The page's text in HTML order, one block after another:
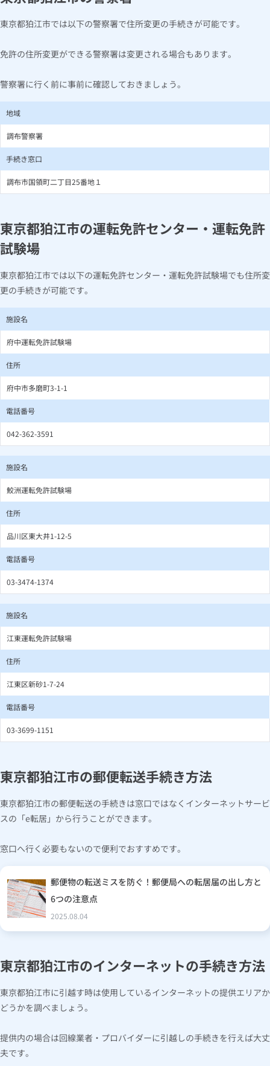
東京都狛江市では以下の警察署で住所変更の手続きが可能です。
免許の住所変更ができる警察署は変更される場合もあります。
警察署に行く前に事前に確認しておきましょう。
地域
調布警察署
手続き窓口
調布市国領町二丁目25番地１
東京都狛江市の運転免許センター・運転免許
試験場
東京都狛江市では以下の運転免許センター・運転免許試験場でも住所変
更の手続きが可能です。
施設名
府中運転免許試験場
住所
府中市多磨町3-1-1
電話番号
042-362-3591
施設名
鮫洲運転免許試験場
住所
品川区東大井1-12-5
電話番号
03-3474-1374
施設名
江東運転免許試験場
住所
江東区新砂1-7-24
電話番号
03-3699-1151
東京都狛江市の郵便転送手続き方法
東京都狛江市の郵便転送の手続きは窓口ではなくインターネットサービ
スの「e転居」から行うことができます。
窓口へ行く必要もないので便利でおすすめです。
郵便物の転送ミスを防ぐ！郵便局への転居届の出し方と
6つの注意点
2025.08.04
東京都狛江市のインターネットの手続き方法
東京都狛江市に引越す時は使用しているインターネットの提供エリアか
どうかを調べましょう。
提供内の場合は回線業者・プロバイダーに引越しの手続きを行えば大丈
夫です。